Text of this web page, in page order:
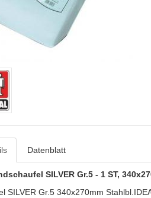
Datenblatt
SILVER Gr.5 - 1 ST,
SILVER Gr.5 340x270mm